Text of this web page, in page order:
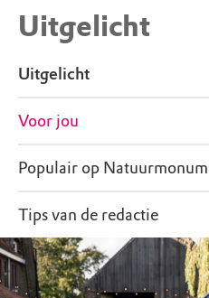
veerdienst voert een
Uitgelicht
Uitgelicht
Voor jou
Populair op
Tips van de redactie